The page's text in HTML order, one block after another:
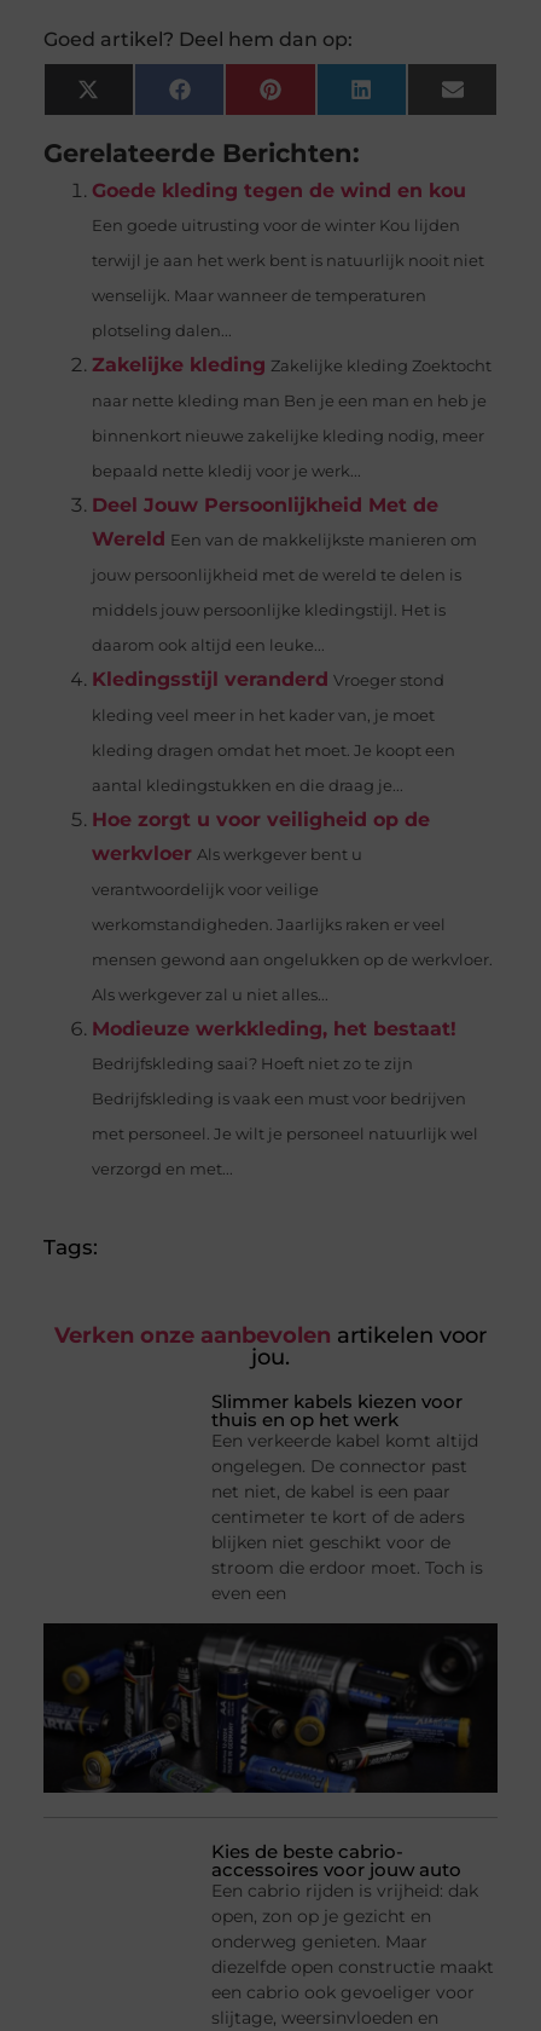
Goed artikel? Deel hem dan op:
X
(Twitter)
FacebookPinterestLinkedInEmail
Gerelateerde Berichten:
Goede kleding tegen de wind en kou
Een goede uitrusting voor de winter Kou lijden
terwijl je aan het werk bent is natuurlijk nooit niet
wenselijk. Maar wanneer de temperaturen
plotseling dalen...
Zakelijke kleding Zakelijke kleding Zoektocht
naar nette kleding man Ben je een man en heb je
binnenkort nieuwe zakelijke kleding nodig, meer
bepaald nette kledij voor je werk...
Deel Jouw Persoonlijkheid Met de
Wereld Een van de makkelijkste manieren om
jouw persoonlijkheid met de wereld te delen is
middels jouw persoonlijke kledingstijl. Het is
daarom ook altijd een leuke...
Kledingsstijl veranderd Vroeger stond
kleding veel meer in het kader van, je moet
kleding dragen omdat het moet. Je koopt een
aantal kledingstukken en die draag je...
Hoe zorgt u voor veiligheid op de
werkvloer Als werkgever bent u
verantwoordelijk voor veilige
werkomstandigheden. Jaarlijks raken er veel
mensen gewond aan ongelukken op de werkvloer.
Als werkgever zal u niet alles...
Modieuze werkkleding, het bestaat!
Bedrijfskleding saai? Hoeft niet zo te zijn
Bedrijfskleding is vaak een must voor bedrijven
met personeel. Je wilt je personeel natuurlijk wel
verzorgd en met...
Tags:
Verken onze aanbevolen artikelen voor
jou.
Slimmer kabels kiezen voor
thuis en op het werk
Een verkeerde kabel komt altijd
ongelegen. De connector past
net niet, de kabel is een paar
centimeter te kort of de aders
blijken niet geschikt voor de
stroom die erdoor moet. Toch is
even een
Kies de beste cabrio-
accessoires voor jouw auto
Een cabrio rijden is vrijheid: dak
open, zon op je gezicht en
onderweg genieten. Maar
diezelfde open constructie maakt
een cabrio ook gevoeliger voor
slijtage, weersinvloeden en